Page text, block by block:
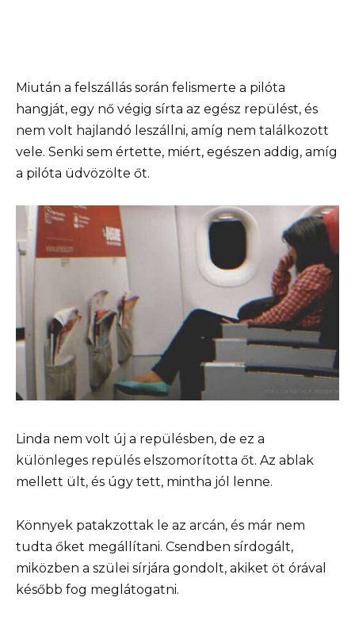
Miután a felszállás során felismerte a pilóta
hangját, egy nő végig sírta az egész repülést, és
nem volt hajlandó leszállni, amíg nem találkozott
vele. Senki sem értette, miért, egészen addig, amíg
a pilóta üdvözölte őt.
Linda nem volt új a repülésben, de ez a
különleges repülés elszomorította őt. Az ablak
mellett ült, és úgy tett, mintha jól lenne.
Könnyek patakzottak le az arcán, és már nem
tudta őket megállítani. Csendben sírdogált,
miközben a szülei sírjára gondolt, akiket öt órával
később fog meglátogatni.